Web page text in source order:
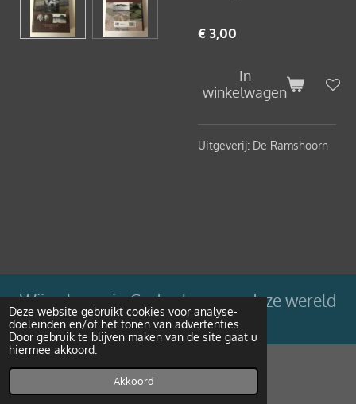
Deze website gebruikt cookies voor analyse-
doeleinden en/of het tonen van advertenties.
Door gebruik te blijven maken van de site gaat u
hiermee akkoord.
Akkoord
€ 3,00
In
winkelwagen
Uitgeverij: De Ramshoorn
Wij geloven in Gods plan voor deze wereld
Powered byJouwWeb